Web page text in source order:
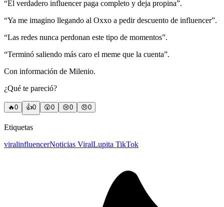
“El verdadero influencer paga completo y deja propina”.
“Ya me imagino llegando al Oxxo a pedir descuento de influencer”.
“Las redes nunca perdonan este tipo de momentos”.
“Terminó saliendo más caro el meme que la cuenta”.
Con información de Milenio.
¿Qué te pareció?
🔥0 👍0 😲0 😢0 😠0
Etiquetas
viralinfluencerNoticias ViralLupita TikTok